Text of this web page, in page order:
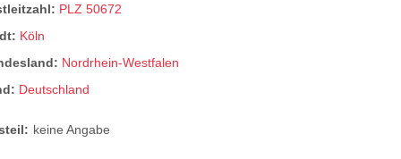
PLZ 50672
Köln
Nordrhein-Westfalen
Deutschland
keine Angabe